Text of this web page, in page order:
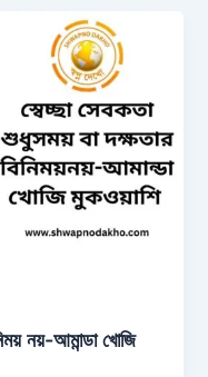
নয়-আমান্ডা খোজি